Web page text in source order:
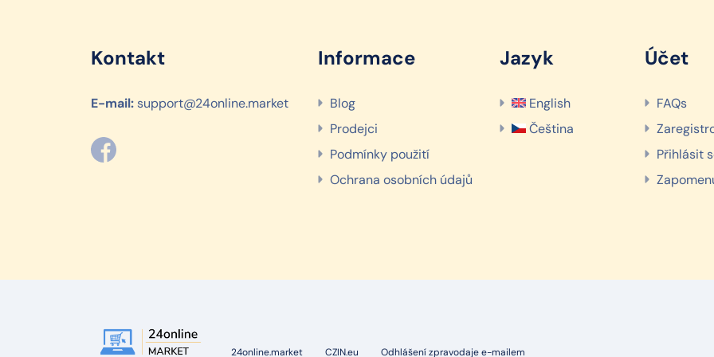
Kontakt
E-mail:support@24online.market
Informace
Blog
Prodejci
Podmínky použití
Ochrana osobních údajů
Jazyk
English
Čeština
Účet
FAQs
Přihlásit
24online.market CZIN.eu Odhlášení zpravodaje e-mailem